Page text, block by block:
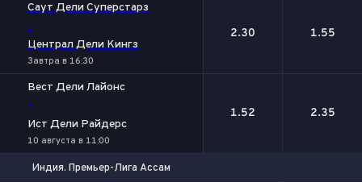
Саут Дели Суперстарз
-
Централ Дели Кингз
Завтра в 16:30
2.30 1.55
Вест Дели Лайонс
-
Ист Дели Райдерс
10 августа в 11:00
1.52 2.35
Индия. Премьер-Лига Ассам